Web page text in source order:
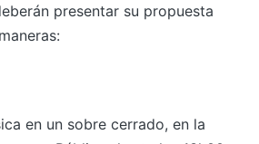
presentar su propuesta
en un sobre cerrado, en la